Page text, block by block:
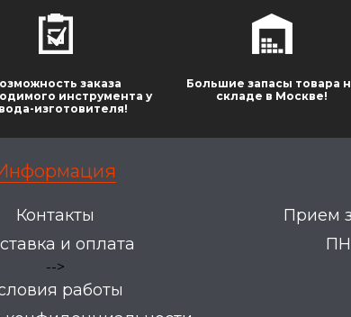
заказа
инструмента у
изготовителя!
Большие запасы товара
складе в Москве!
Контакты
и оплата
-->
работы
Прием